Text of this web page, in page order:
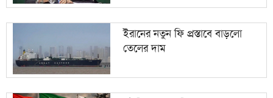
ইরানের নতুন ফি প্রস্তাবে বাড়লো
তেলের দাম